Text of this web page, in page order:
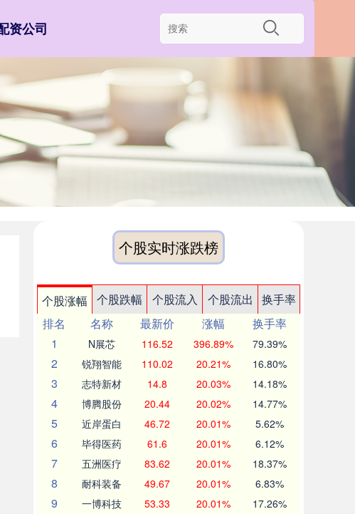
资公司
个股实时涨跌榜
个股涨幅 个股跌幅 个股流入 个股流出
换手率
排名
名称 最新价 涨幅
换手率
1
N展芯 116.52 396.89% 79.39%
2 锐翔智能 110.02 20.21% 16.80%
3 志特新材 14.8 20.03% 14.18%
4 博腾股份 20.44 20.02% 14.77%
5 近岸蛋白 46.72 20.01% 5.62%
6 毕得医药 61.6 20.01% 6.12%
7 五洲医疗 83.62 20.01% 18.37%
8 耐科装备 49.67 20.01% 6.83%
9 一博科技 53.33 20.01% 17.26%